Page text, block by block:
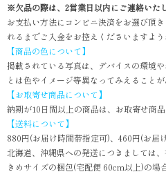
※欠品の際は、2営業日以内にご連絡いた
お支払い方法にコンビニ決済をお選び頂
れるまでご入金をお控えくださいますよう
【商品の色について】
掲載されている写真は、デバイスの環境
とは色やイメージ等異なってみえることが
【お取寄せ商品について】
納期が10日間以上の商品は、お取寄せ商品
【送料について】
880円(お届け時間帯指定可)、460円(お届
北海道、沖縄県への発送につきましては
きめサイズの梱包(宅配便 60cm以上)の場